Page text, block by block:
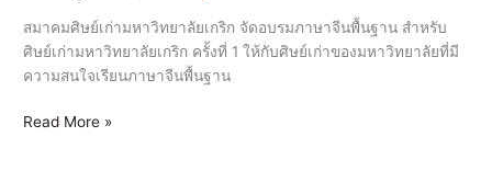
สมาคมศิษย์เก่ามหาวิทยาลัยเกริก จัดอบรมภาษาจีนพื้นฐาน สำหรับ
ศิษย์เก่ามหาวิทยาลัยเกริก ครั้งที่ 1 ให้กับศิษย์เก่าของมหาวิทยาลัยที่มี
ความสนใจเรียนภาษาจีนพื้นฐาน
Read More »